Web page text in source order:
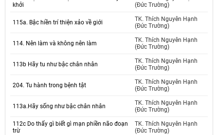
khởi
(Đức Trường)
115a. Bậc hiền trí thiện xảo về giới
TK. Thích Nguyên Hạnh
(Đức Trường)
114. Nên làm và không nên làm
TK. Thích Nguyên Hạnh
(Đức Trường)
113b Hãy tu như bậc chân nhân
TK. Thích Nguyên Hạnh
(Đức Trường)
204. Tu hành trong bệnh tật
TK. Thích Nguyên Hạnh
(Đức Trường)
113a.Hãy sống như bậc chân nhân
TK. Thích Nguyên Hạnh
(Đức Trường)
112c Do thấy gì biết gì mạn phiền não đoạn
trừ
TK. Thích Nguyên Hạnh
(Đức Trường)